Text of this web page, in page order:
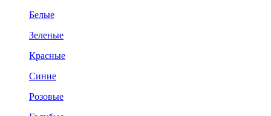
Белые
Зеленые
Красные
Синие
Розовые